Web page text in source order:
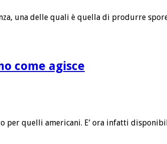
una delle quali è quella di produrre
come agisce
quelli americani. E’ ora infatti